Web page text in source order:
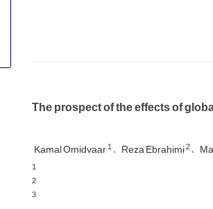
The prospect of the effects of
Kamal Omidvaar1 Reza Ebrahimi2
1
2
3